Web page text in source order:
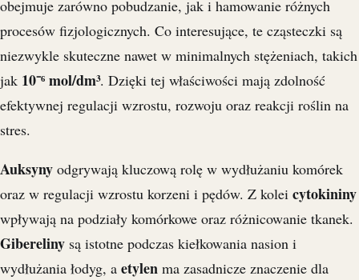
obejmuje zarówno pobudzanie, jak i hamowanie różnych
procesów fizjologicznych. Co interesujące, te cząsteczki są
niezwykle skuteczne nawet w minimalnych stężeniach, takich
jak 10⁻⁶ mol/dm³. Dzięki tej właściwości mają zdolność
efektywnej regulacji wzrostu, rozwoju oraz reakcji roślin na
stres.
Auksyny odgrywają kluczową rolę w wydłużaniu komórek
oraz w regulacji wzrostu korzeni i pędów. Z kolei cytokininy
wpływają na podziały komórkowe oraz różnicowanie tkanek.
Gibereliny są istotne podczas kiełkowania nasion i
wydłużania łodyg, a etylen ma zasadnicze znaczenie dla